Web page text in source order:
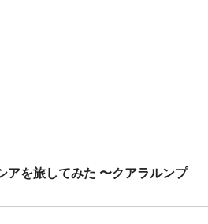
アを旅してみた 〜クアラルンプ